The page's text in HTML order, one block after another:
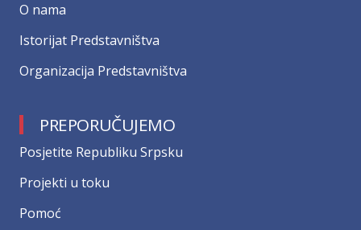
О nama
Istorijat Predstavništva
Organizacija Predstavništva
PREPORUČUJEMO
Posjetite Republiku Srpsku
Projekti u toku
Pomoć